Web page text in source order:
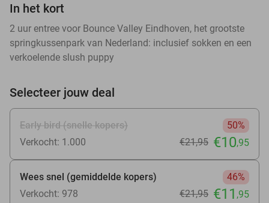
In het kort
2 uur entree voor Bounce Valley Eindhoven, het grootste
springkussenpark van Nederland: inclusief sokken en een
verkoelende slush puppy
Selecteer jouw deal
Early bird (snelle kopers)
50%
Verkocht: 1.000
€21,95 €10,95
Wees snel (gemiddelde kopers)
46%
Verkocht: 978
€21,95 €11 ,95